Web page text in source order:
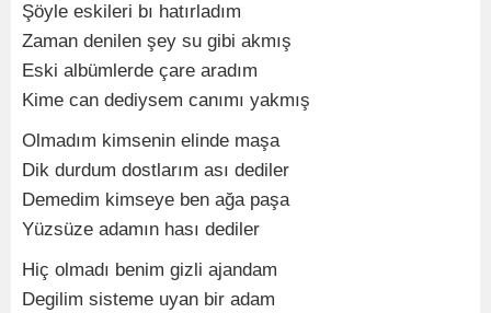
Şöyle eskileri bı hatırladım
Zaman denilen şey su gibi akmış
Eski albümlerde çare aradım
Kime can dediysem canımı yakmış
Olmadım kimsenin elinde maşa
Dik durdum dostlarım ası dediler
Demedim kimseye ben ağa paşa
Yüzsüze adamın hası dediler
Hiç olmadı benim gizli ajandam
Degilim sisteme uyan bir adam